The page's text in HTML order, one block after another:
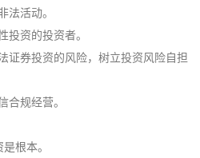
法活动。
投资的投资者。
证券投资的风险，树立投资风险自担
合规经营。
根本。